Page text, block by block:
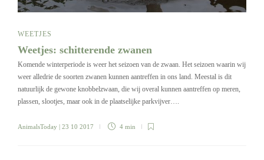
WEETJES
Weetjes: schitterende zwanen
Komende winterperiode is weer het seizoen van de zwaan. Het seizoen waarin wij
weer alledrie de soorten zwanen kunnen aantreffen in ons land. Meestal is dit
natuurlijk de gewone knobbelzwaan, die wij overal kunnen aantreffen op meren,
plassen, slootjes, maar ook in de plaatselijke parkvijver….
AnimalsToday | 23 10 2017 4 min